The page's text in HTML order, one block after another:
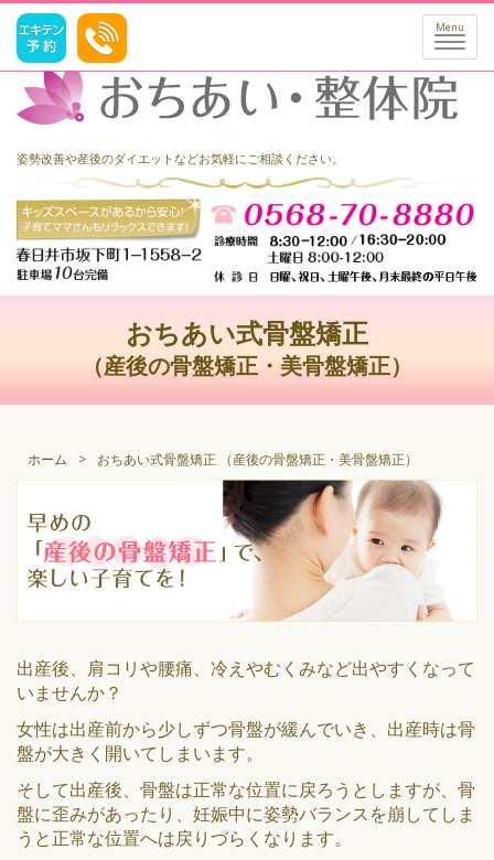
おちあい式骨盤矯正 （産後の骨盤矯正・美骨盤矯正） ｜ 春日井市のおちあい整体
院
姿勢改善や産後のダイエットなどお気軽にご相談ください。
Menu
おちあい式骨盤矯正
（産後の骨盤矯正・美骨盤矯正）
ホーム > おちあい式骨盤矯正 （産後の骨盤矯正・美骨盤矯正）
出産後、肩コリや腰痛、冷えやむくみなど出やすくなって
いませんか？
女性は出産前から少しずつ骨盤が緩んでいき、出産時は骨
盤が大きく開いてしまいます。
そして出産後、骨盤は正常な位置に戻ろうとしますが、骨
盤に歪みがあったり、妊娠中に姿勢バランスを崩してしま
うと正常な位置へは戻りづらくなります。